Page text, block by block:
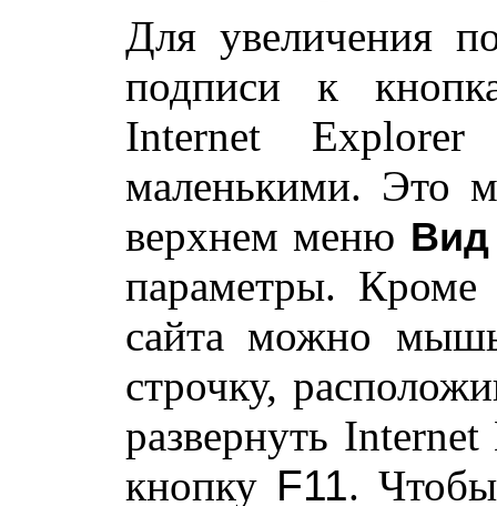
Для увеличения
подписи к
Internet
маленькими. Это
верхнем меню Вид
параметры. Кроме
сайта можно
строчку,
развернуть
кнопку F11.